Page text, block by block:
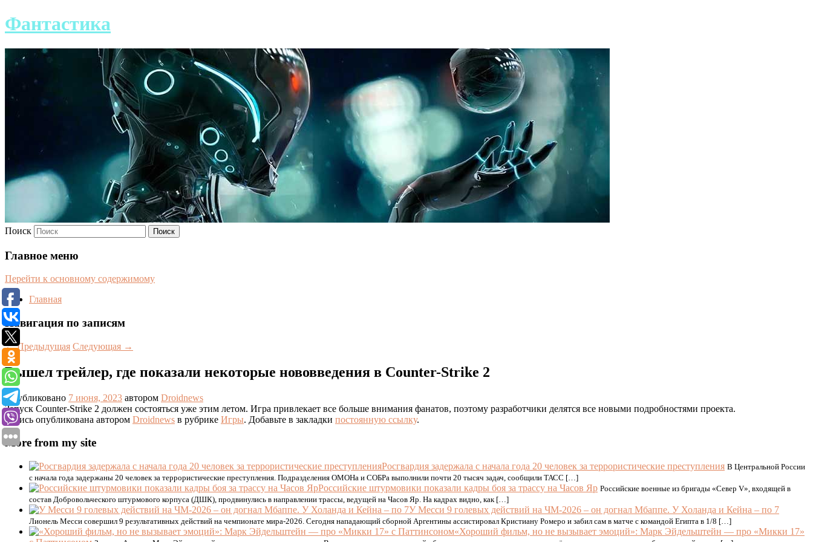
Фантастика
Поиск
Главное меню
Перейти к основному содержимому
Главная
Навигация по записям
←Предыдущая Следующая →
Вышел трейлер, где показали некоторые нововведения в Counter-Strike 2
Опубликовано 7 июня, 2023 автором Droidnews
Запуск Counter-Strike 2 должен состояться уже этим летом. Игра привлекает все больше внимания фанатов, поэтому разработчики делятся все новыми подробностями проекта.
Запись опубликована автором Droidnews в рубрике Игры. Добавьте в закладки постоянную ссылку.
More from my site
Росгвардия задержала с начала года 20 человек за террористические преступления В Центральной России
с начала года задержаны 20 человек за террористические преступления. Подразделения ОМОНа и СОБРа выполнили почти 20 тысяч задач, сообщили ТАСС […]
Российские штурмовики показали кадры боя за трассу на Часов Яр Российские военные из бригады «Север V», входящей в
состав Добровольческого штурмового корпуса (ДШК), продвинулись в направлении трассы, ведущей на Часов Яр. На кадрах видно, как […]
У Месси 9 голевых действий на ЧМ-2026 – он догнал Мбаппе. У Холанда и Кейна – по 7
Лионель Месси совершил 9 результативных действий на чемпионате мира-2026. Сегодня нападающий сборной Аргентины ассистировал Кристиану Ромеро и забил сам в матче с командой Египта в 1/8 […]
«Хороший фильм, но не вызывает эмоций»: Марк Эйдельштейн — про «Микки 17»